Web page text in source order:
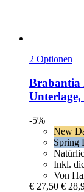
2 Optionen
Brabantia
-5%
New
Spring
Inkl.
Von
€ 27,50 €